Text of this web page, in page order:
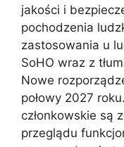
jakości i
pochodzenia
zastosowania u
SoHO wraz z
Nowe
połowy 2027
członkowskie są
przeglądu